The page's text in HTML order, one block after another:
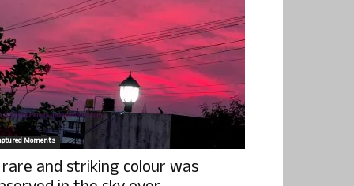
Moments
and striking colour was